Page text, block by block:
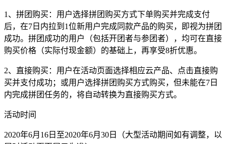
1、拼团购买：用户选择拼团购买方式下单购买并完成支付
后，在7日内拉到1位新用户完成同款产品的购买，即视为拼团
成功。拼团成功的用户（包括开团者与参团者），均可在直接
购买价格（实际付现金额）的基础上，再享受8折优惠。
2、直接购买：用户在活动页面选择相应云产品、点击直接购
买并支付成功；或用户选择拼团购买方式购买，但未能在7日
内完成拼团任务的，将自动转换为直接购买方式。
活动时间
2020年6月16日至2020年6月30日（大型活动期间如有调整，以